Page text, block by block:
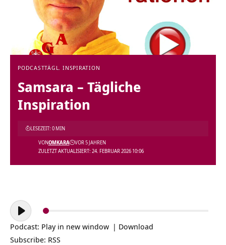
PODCASTTÄGL. INSPIRATION
Samsara – Tägliche
Inspiration
ZULETZT AKTUALISIERT: 24. FEBRUAR 2026 10:06
VONOMKARA VOR 5 JAHREN
LESEZEIT: 0 MIN
Audio-
Player
Podcast: Play in new window | Download
Subscribe: RSS